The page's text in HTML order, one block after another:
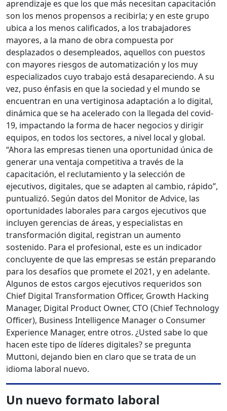
aprendizaje es que los que más necesitan capacitación
son los menos propensos a recibirla; y en este grupo
ubica a los menos calificados, a los trabajadores
mayores, a la mano de obra compuesta por
desplazados o desempleados, aquellos con puestos
con mayores riesgos de automatización y los muy
especializados cuyo trabajo está desapareciendo. A su
vez, puso énfasis en que la sociedad y el mundo se
encuentran en una vertiginosa adaptación a lo digital,
dinámica que se ha acelerado con la llegada del covid-
19, impactando la forma de hacer negocios y dirigir
equipos, en todos los sectores, a nivel local y global.
“Ahora las empresas tienen una oportunidad única de
generar una ventaja competitiva a través de la
capacitación, el reclutamiento y la selección de
ejecutivos, digitales, que se adapten al cambio, rápido”,
puntualizó. Según datos del Monitor de Advice, las
oportunidades laborales para cargos ejecutivos que
incluyen gerencias de áreas, y especialistas en
transformación digital, registran un aumento
sostenido. Para el profesional, este es un indicador
concluyente de que las empresas se están preparando
para los desafíos que promete el 2021, y en adelante.
Algunos de estos cargos ejecutivos requeridos son
Chief Digital Transformation Officer, Growth Hacking
Manager, Digital Product Owner, CTO (Chief Technology
Officer), Business Intelligence Manager o Consumer
Experience Manager, entre otros. ¿Usted sabe lo que
hacen este tipo de líderes digitales? se pregunta
Muttoni, dejando bien en claro que se trata de un
idioma laboral nuevo.
Un nuevo formato laboral